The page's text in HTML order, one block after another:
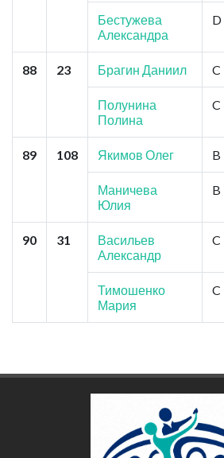
Бестужева
Александра
D
88 23 Брагин Даниил C
Полунина
Полина
C
89 108 Якимов Олег B
Маничева
Юлия
B
90 31
Васильев
Александр
C
Тимошенко
Мария
C